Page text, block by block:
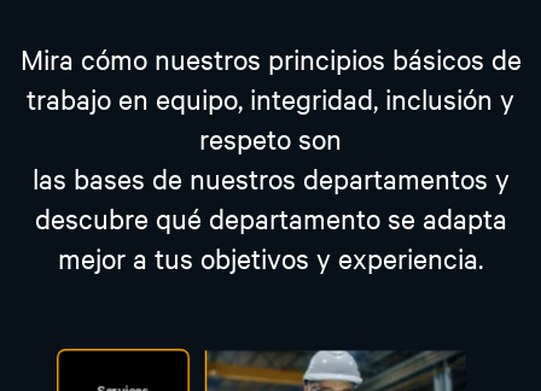
Mira cómo nuestros principios básicos de
trabajo en equipo, integridad, inclusión y
respeto son
las bases de nuestros departamentos y
descubre qué departamento se adapta
mejor a tus objetivos y experiencia.